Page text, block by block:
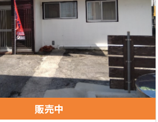
販売中